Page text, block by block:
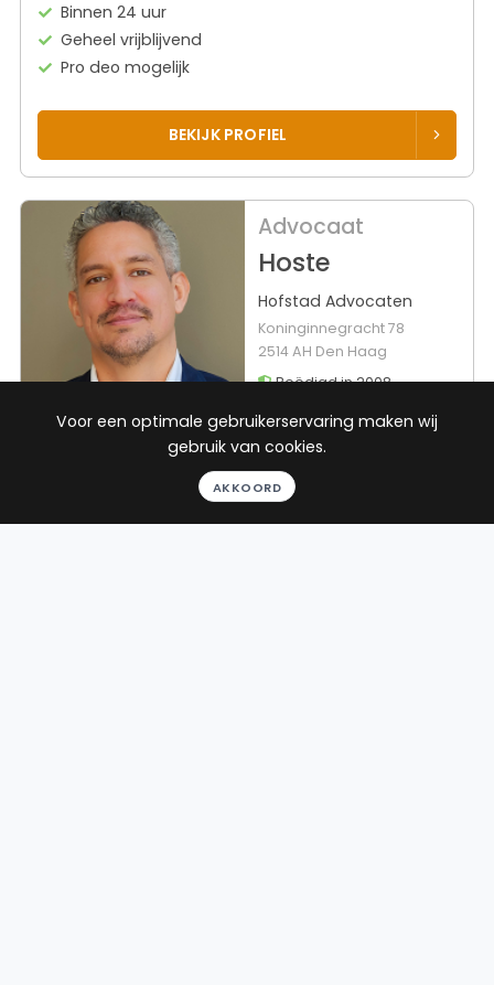
Binnen 24 uur
Geheel vrijblijvend
Pro deo mogelijk
BEKIJK PROFIEL
Advocaat
Hoste
Hofstad Advocaten
Koninginnegracht 78
2514 AH Den Haag
Beëdigd in 2008
Rechtsgebieden Werkgebieden
13 plaatsen
Voor een optimale gebruikerservaring maken wij
gebruik van cookies.
AKKOORD